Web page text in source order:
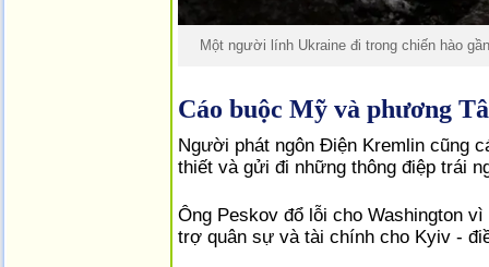
Một người lính Ukraine đi trong chiến hào
Cáo buộc Mỹ và phương
Người phát ngôn Điện Kremlin cũng
thiết và gửi đi những thông điệp trái
Ông Peskov đổ lỗi cho Washington
trợ quân sự và tài chính cho Kyiv -